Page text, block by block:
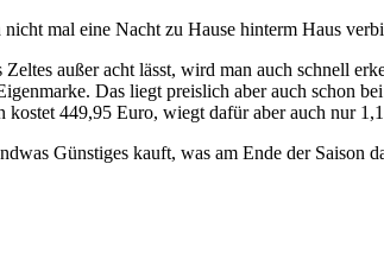
mal eine Nacht zu Hause hinterm Haus
außer acht lässt, wird man auch schnell
Das liegt preislich aber auch schon
449,95 Euro, wiegt dafür aber auch nur
Günstiges kauft, was am Ende der Saison